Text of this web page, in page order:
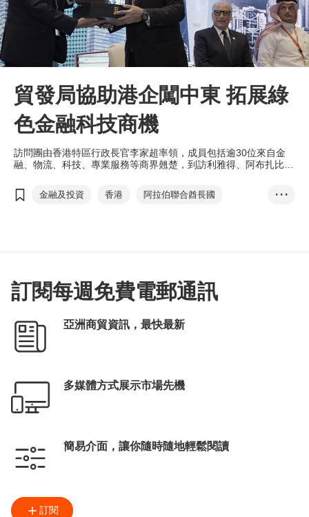
貿發局協助港企闖中東 拓展綠
色金融科技商機
訪問團由香港特區行政長官李家超率領，成員包括逾30位來自金
融、物流、科技、專業服務等商界翹楚，到訪利雅得、阿布扎比及
金融及投資 香港
阿拉伯聯合酋長國
國際金融中心
樞紐角色 綠色金融
• • •
訂閱每週免費電郵通訊
亞洲商貿資訊，最快最新
多媒體方式展示市場先機
簡易介面，讓你隨時隨地輕鬆閱讀
訂閱